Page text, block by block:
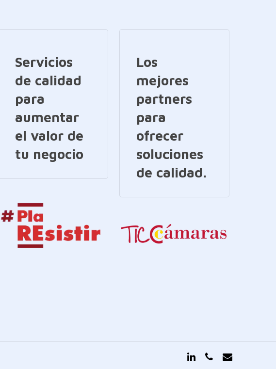
Servicios
de calidad
para
aumentar
el valor de
tu negocio
Los
mejores
partners
para
ofrecer
soluciones
de calidad.
linkedinphoneemail